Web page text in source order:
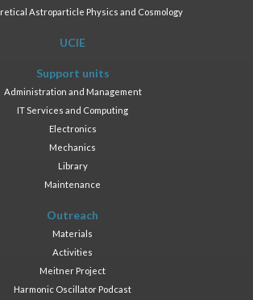
Astroparticle Physics and Cosmology
UCIE
Support units
Administration and Management
IT Services and Computing
Electronics
Mechanics
Library
Maintenance
Outreach
Materials
Activities
Meitner Project
Harmonic Oscillator Podcast